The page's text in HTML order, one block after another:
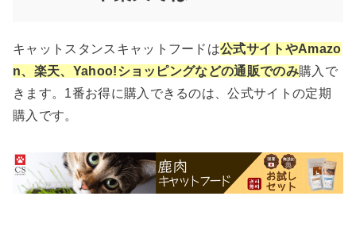
キャットスタンスキャットフードは公式サイトやAmazo
n、楽天、Yahoo!ショッピングなどの通販でのみ購入で
きます。1番お得に購入できるのは、公式サイトの定期
購入です。